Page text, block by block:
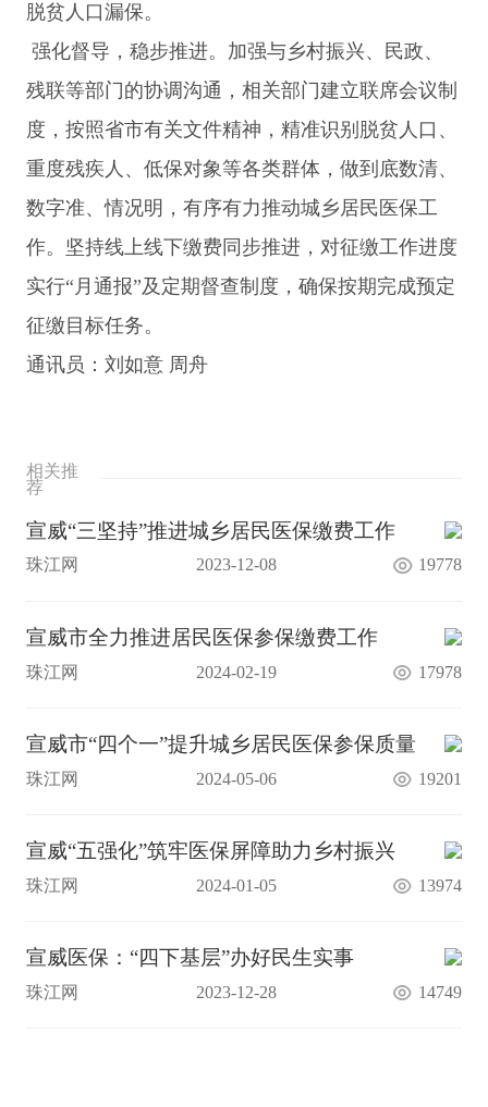
脱贫人口漏保。
强化督导，稳步推进。加强与乡村振兴、民政、
残联等部门的协调沟通，相关部门建立联席会议制
度，按照省市有关文件精神，精准识别脱贫人口、
重度残疾人、低保对象等各类群体，做到底数清、
数字准、情况明，有序有力推动城乡居民医保工
作。坚持线上线下缴费同步推进，对征缴工作进度
实行“月通报”及定期督查制度，确保按期完成预定
征缴目标任务。
通讯员：刘如意 周舟
相关推
荐
宣威“三坚持”推进城乡居民医保缴费工作
珠江网 2023-12-08 19778
宣威市全力推进居民医保参保缴费工作
珠江网 2024-02-19 17978
宣威市“四个一”提升城乡居民医保参保质量
珠江网 2024-05-06 19201
宣威“五强化”筑牢医保屏障助力乡村振兴
珠江网 2024-01-05 13974
宣威医保：“四下基层”办好民生实事
珠江网 2023-12-28 14749